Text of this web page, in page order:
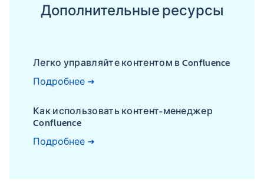
Дополнительные ресурсы
Легко управляйте контентом в Confluence
Подробнее
Как использовать контент-менеджер
Confluence
Подробнее